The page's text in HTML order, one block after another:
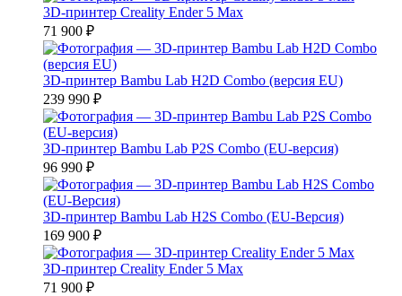
3D-принтер Creality Ender 5 Max
71 900 ₽
3D-принтер Bambu Lab H2D Combo (версия EU)
239 990 ₽
3D-принтер Bambu Lab P2S Combo (EU-версия)
96 990 ₽
3D-принтер Bambu Lab H2S Combo (EU-Версия)
169 900 ₽
3D-принтер Creality Ender 5 Max
71 900 ₽